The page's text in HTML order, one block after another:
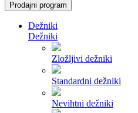
Prodajni program
Dežniki
Dežniki
Zložljivi dežniki
Standardni dežniki
Nevihtni dežniki